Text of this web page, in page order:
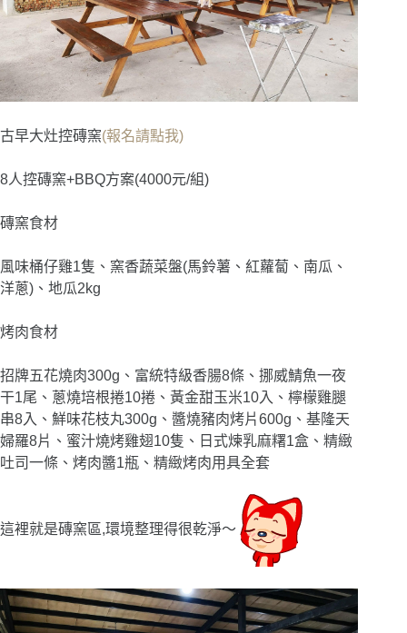
古早大灶控磚窯(報名請點我)
8人控磚窯+BBQ方案(4000元/組)
磚窯食材
風味桶仔雞1隻、窯香蔬菜盤(馬鈴薯、紅蘿蔔、南瓜、
洋蔥)、地瓜2kg
烤肉食材
招牌五花燒肉300g、富統特級香腸8條、挪威鯖魚一夜
干1尾、蔥燒培根捲10捲、黃金甜玉米10入、檸檬雞腿
串8入、鮮味花枝丸300g、醬燒豬肉烤片600g、基隆天
婦羅8片、蜜汁燒烤雞翅10隻、日式煉乳麻糬1盒、精緻
吐司一條、烤肉醬1瓶、精緻烤肉用具全套
這裡就是磚窯區,環境整理得很乾淨〜